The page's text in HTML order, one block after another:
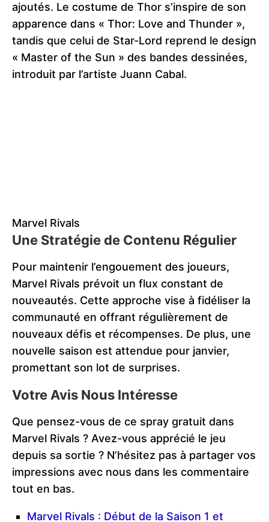
ajoutés. Le costume de Thor s’inspire de son
apparence dans « Thor: Love and Thunder »,
tandis que celui de Star-Lord reprend le design
« Master of the Sun » des bandes dessinées,
introduit par l’artiste Juann Cabal.
Marvel Rivals
Une Stratégie de Contenu Régulier
Pour maintenir l’engouement des joueurs,
Marvel Rivals prévoit un flux constant de
nouveautés. Cette approche vise à fidéliser la
communauté en offrant régulièrement de
nouveaux défis et récompenses. De plus, une
nouvelle saison est attendue pour janvier,
promettant son lot de surprises.
Votre Avis Nous Intéresse
Que pensez-vous de ce spray gratuit dans
Marvel Rivals ? Avez-vous apprécié le jeu
depuis sa sortie ? N’hésitez pas à partager vos
impressions avec nous dans les commentaire
tout en bas.
Marvel Rivals : Début de la Saison 1 et